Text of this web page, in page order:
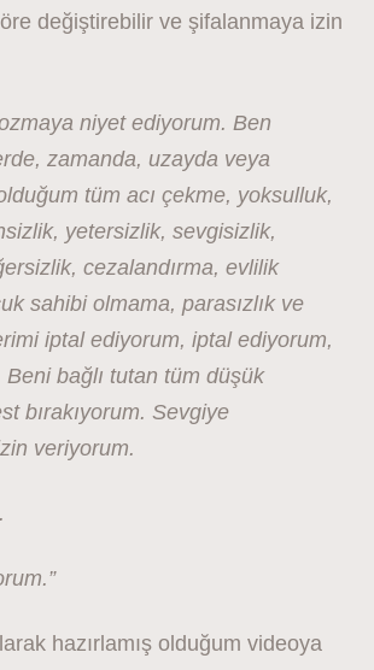
değiştirebilir ve şifalanmaya izin
niyet ediyorum. Ben
zamanda, uzayda veya
tüm acı çekme, yoksulluk,
yetersizlik, sevgisizlik,
cezalandırma, evlilik
sahibi olmama, parasızlık ve
iptal ediyorum, iptal ediyorum,
bağlı tutan tüm düşük
bırakıyorum. Sevgiye
veriyorum.
hazırlamış olduğum videoya